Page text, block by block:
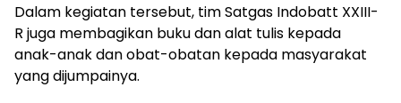
Dalam kegiatan tersebut, tim Satgas Indobatt XXIII-
R juga membagikan buku dan alat tulis kepada
anak-anak dan obat-obatan kepada masyarakat
yang dijumpainya.